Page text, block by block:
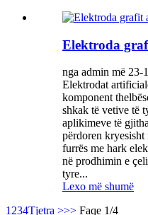
Elektroda
nga admin më 23-
Elektrodat
komponent
shkak të vetive të
aplikimeve të
përdoren
furrës me hark
në prodhimin e
tyre...
Lexo më shumë
1 234Tjetra >>> Faqe 1/4